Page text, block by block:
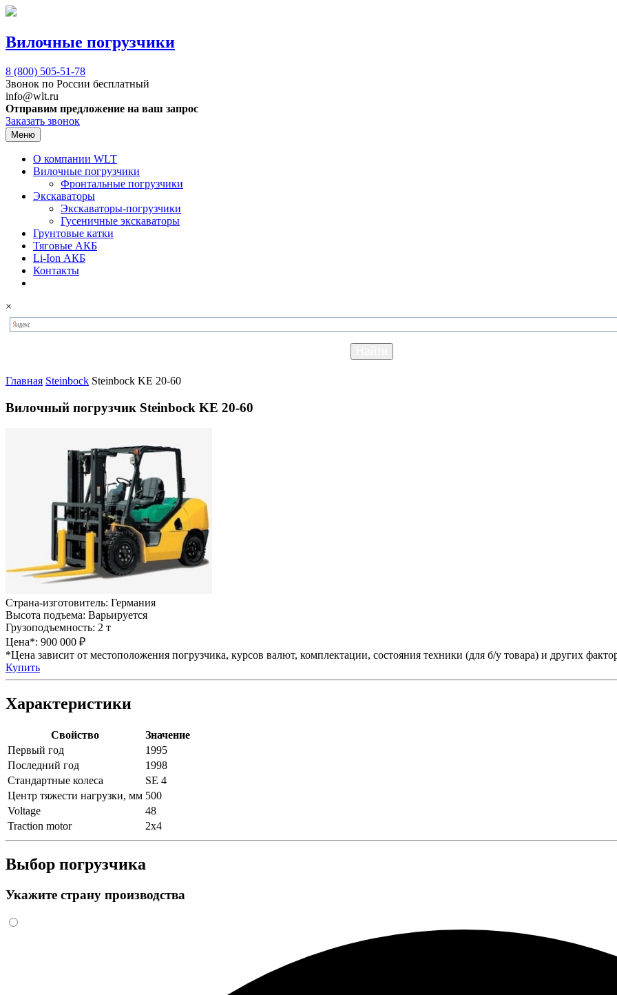
Вилочные погрузчики
8 (800) 505-51-78
Звонок по России бесплатный
info@wlt.ru
Отправим предложение на ваш запрос
Заказать звонок
Меню
О компании WLT
Вилочные погрузчики
Фронтальные погрузчики
Экскаваторы
Экскаваторы-погрузчики
Гусеничные экскаваторы
Грунтовые катки
Тяговые АКБ
Li-Ion АКБ
Контакты
×
Главная Steinbock Steinbock KE 20-60
Вилочный погрузчик Steinbock KE 20-60
Страна-изготовитель: Германия
Высота подъема: Варьируется
Грузоподъемность: 2 т
Цена*: 900 000 ₽
*Цена зависит от местоположения погрузчика, курсов валют, комплектации, состояния техники (для б/у товара) и других
Купить
Характеристики
Свойство
Значение
Первый год
1995
Последний год
1998
Стандартные колеса
SE 4
Центр тяжести нагрузки, мм 500
Voltage
48
Traction motor
2x4
Выбор погрузчика
Укажите страну производства